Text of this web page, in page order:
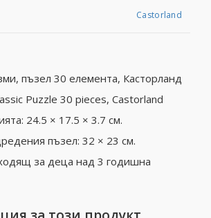
Castorland
пъзел 30 елемента, Касторланд
Puzzle 30 pieces, Castorland
24.5 × 17.5 × 3.7 см.
пъзел: 32 × 23 см.
за деца над 3 годишна